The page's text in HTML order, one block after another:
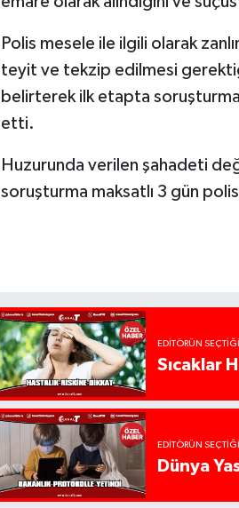
Polis mesele ile ilgili olarak
teyit ve tekzip edilmesi
belirterek ilk etapta soruşturma
etti.
Huzurunda verilen şahadeti
soruşturma maksatlı 3 gün
EDITÖRÜN SEÇTIĞI
Sıcaklar
EDITÖRÜN SEÇTIĞI
Dünya